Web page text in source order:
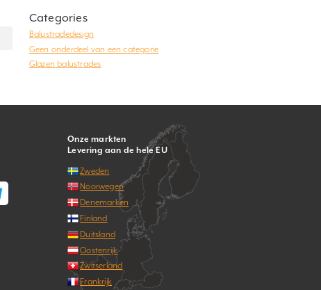
Categories
Balustradedesign
Geen onderdeel van een categorie
Glazen balustrades
Onze markten
Levering aan de hele EU
Zweden
Noorwegen
Denemarken
Finland
Duitsland
Oostenrijk
Zwitserland
Frankrijk